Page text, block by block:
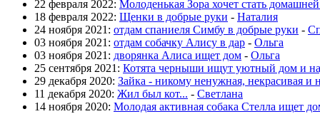
22 февраля 2022: Молоденькая Зора хочет стать
18 февраля 2022: Щенки в добрые руки - Наталия
24 ноября 2021: отдам спаниеля Симбу в добрые руки -
03 ноября 2021: отдам собачку Алису в дар - Ольга
03 ноября 2021: дворянка Алиса ищет дом - Ольга
25 сентября 2021: Котята черныши ищут уютный дом и
29 декабря 2020: Зайка - никому ненужная, некрасивая и
11 декабря 2020: Жил был кот... - Светлана
14 ноября 2020: Молодая активная собака Стелла ищет